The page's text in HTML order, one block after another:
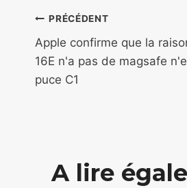
Navigation
de
l’article
PRÉCÉDENT
Apple confirme que la
16E n'a pas de magsafe
puce C1
A lire